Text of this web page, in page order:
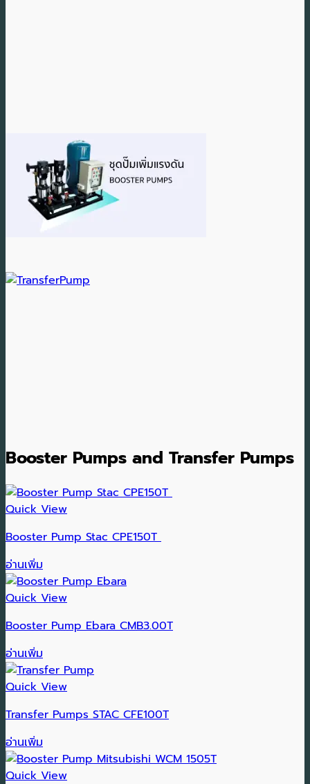
Booster Pumps and Transfer Pumps
Quick View
Booster Pump Stac CPE150T
อ่านเพิ่ม
Quick View
Booster Pump Ebara CMB3.00T
อ่านเพิ่ม
Quick View
Transfer Pumps STAC CFE100T
อ่านเพิ่ม
Quick View